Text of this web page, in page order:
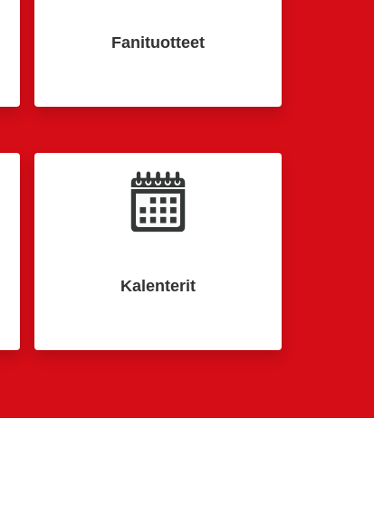
Fanituotteet
Kalenterit